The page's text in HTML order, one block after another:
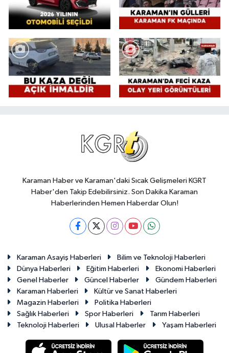
Karaman Haber ve Karaman'daki Sıcak Gelişmeleri KGRT
Haber'den Takip Edebilirsiniz. Son Dakika Karaman
Haberlerinden Hemen Haberdar Olun!
Karaman Asayiş Haberleri
Bilim ve Teknoloji Haberleri
Dünya Haberleri
Eğitim Haberleri
Ekonomi Haberleri
Genel Haberler
Güncel Haberler
Gündem Haberleri
Karaman Haberleri
Kültür ve Sanat Haberleri
Magazin Haberleri
Politika Haberleri
Sağlık Haberleri
Spor Haberleri
Tarım Haberleri
Teknoloji Haberleri
Ulusal Haberler Yaşam Haberleri